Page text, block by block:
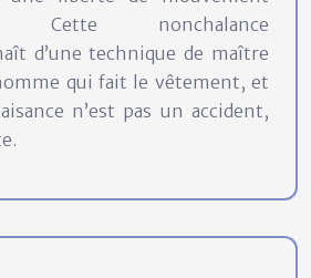
Cette nonchalance
d’une technique de maître
qui fait le vêtement, et
n’est pas un accident,